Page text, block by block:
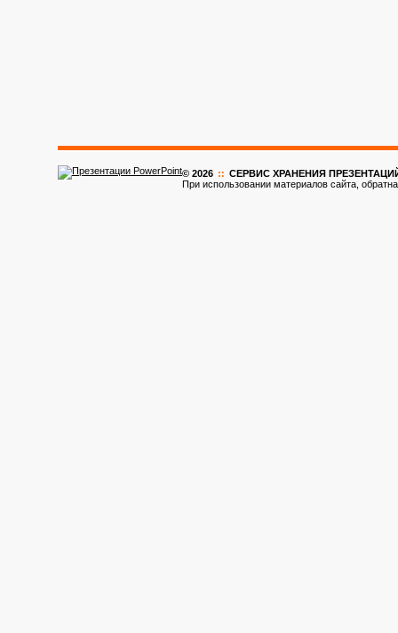
© 2026 :: CЕРВИС ХРАНЕНИЯ ПРЕЗЕНТАЦИЙ
При использовании материалов сайта,